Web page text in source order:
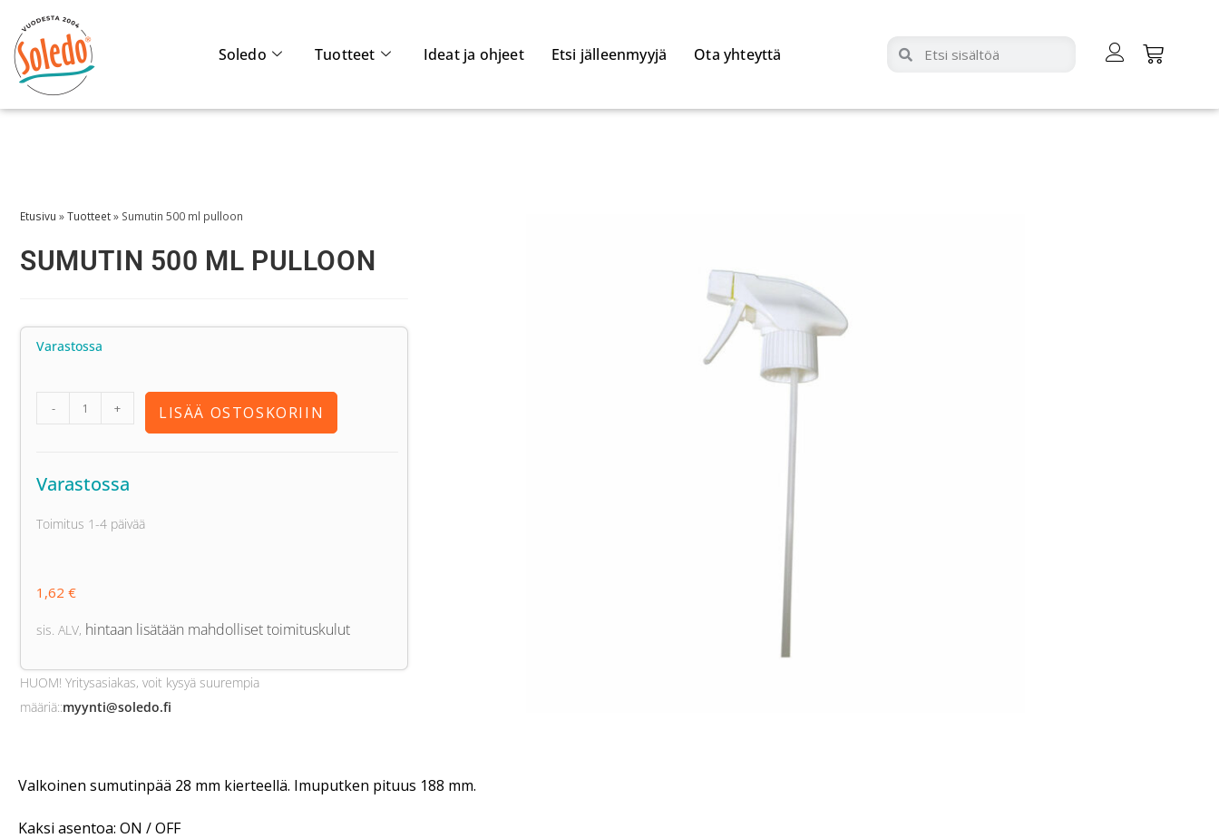
Soledo Tuotteet Ideat ja ohjeet Etsi jälleenmyyjä Ota yhteyttä
Etusivu »Tuotteet» Sumutin 500 ml pulloon
SUMUTIN 500 ML PULLOON
Varastossa
- + LISÄÄ OSTOSKORIIN
Varastossa
Toimitus 1-4 päivää
1,62 €
sis. ALV, hintaan lisätään mahdolliset toimituskulut
HUOM! Yritysasiakas, voit kysyä suurempia
määriä::myynti@soledo.fi
Valkoinen sumutinpää 28 mm kierteellä. Imuputken pituus 188 mm.
Kaksi asentoa: ON / OFF